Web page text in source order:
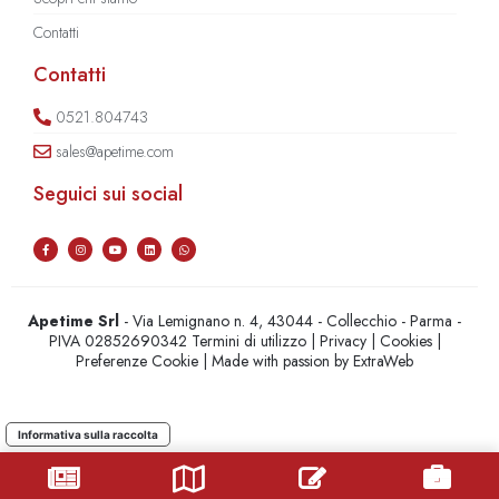
Contatti
Contatti
0521.804743
sales@apetime.com
Seguici sui social
Apetime Srl - Via Lemignano n. 4, 43044 - Collecchio - Parma -
PIVA 02852690342 Termini di utilizzo| Privacy| Cookies|
Preferenze Cookie | Made with passion byExtraWeb
Informativa sulla raccolta